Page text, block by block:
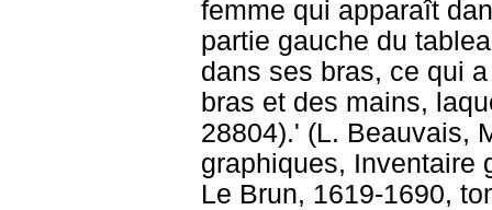
femme qui apparaît
partie gauche du
dans ses bras, ce qui
bras et des mains,
28804).' (L. Beauvais,
graphiques, Inventaire
Le Brun, 1619-1690,